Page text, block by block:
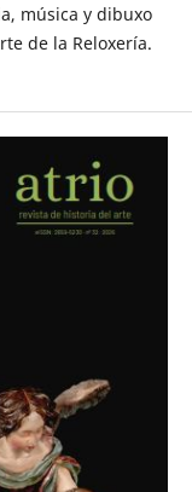
música y dibuxo
de la Reloxería.